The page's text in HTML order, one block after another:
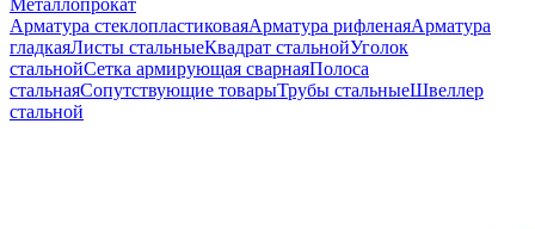
Металлопрокат
Арматура стеклопластиковаяАрматура рифленаяАрматура
гладкаяЛисты стальныеКвадрат стальнойУголок
стальнойСетка армирующая сварнаяПолоса
стальнаяСопутствующие товарыТрубы стальныеШвеллер
стальной